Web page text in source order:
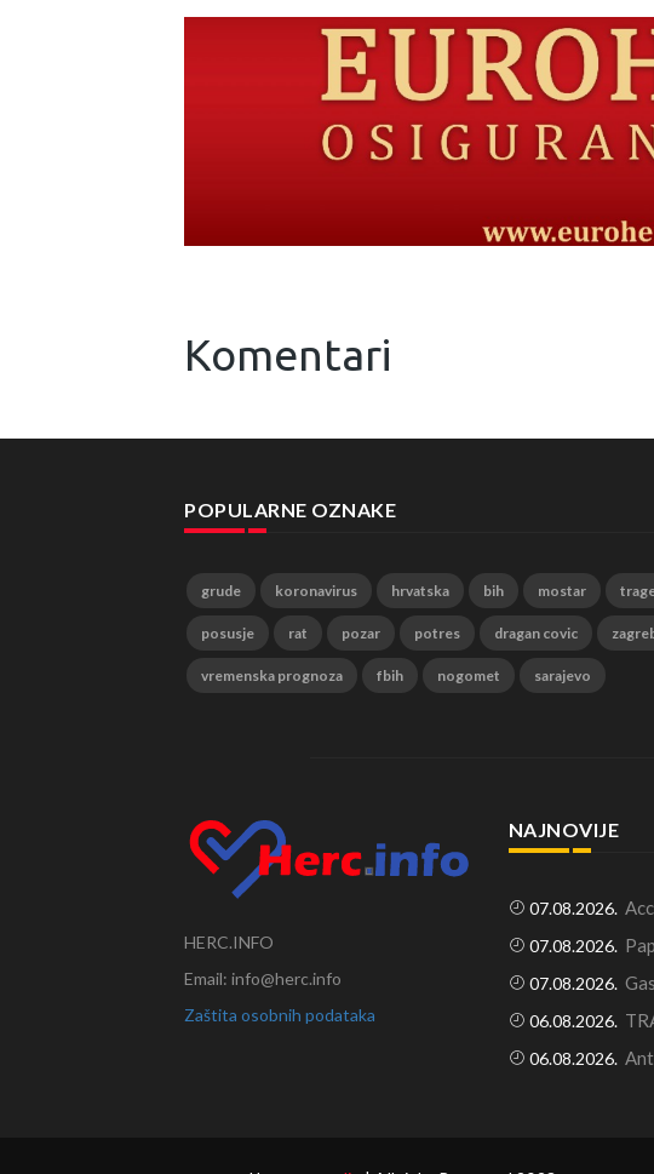
Komentari
POPULARNE OZNAKE
grude koronavirus hrvatska bih mostar
posusje rat pozar potres dragan covic
vremenska prognoza fbih nogomet sarajevo
HERC.INFO
Email: info@herc.info
Zaštita osobnih podataka
NAJNOVIJE
07.08.2026.
07.08.2026.
07.08.2026.
06.08.2026.
06.08.2026.